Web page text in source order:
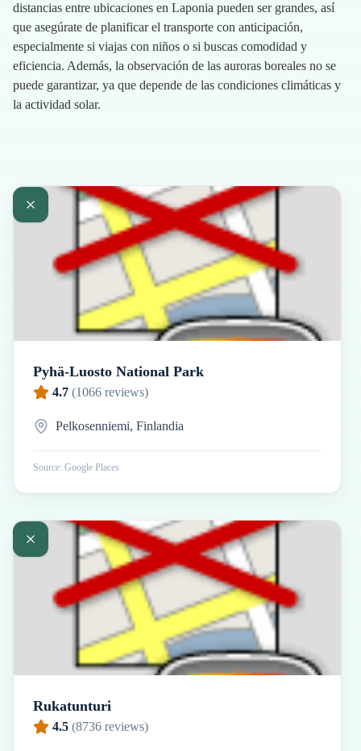
distancias entre ubicaciones en Laponia pueden ser grandes, así
que asegúrate de planificar el transporte con anticipación,
especialmente si viajas con niños o si buscas comodidad y
eficiencia. Además, la observación de las auroras boreales no se
puede garantizar, ya que depende de las condiciones climáticas y
la actividad solar.
Pyhä-Luosto National Park
4.7 (1066 reviews)
Pelkosenniemi, Finlandia
Source: Google Places
Rukatunturi
4.5 (8736 reviews)